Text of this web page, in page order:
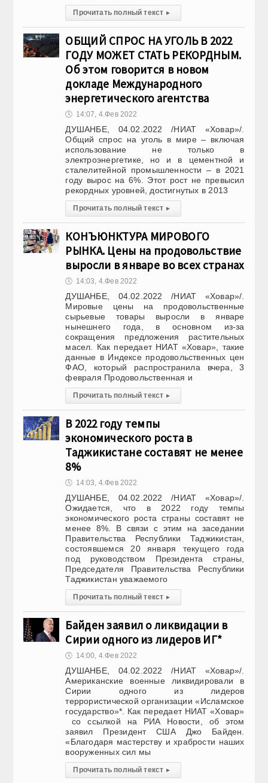
Прочитать полный текст ▸
ОБЩИЙ СПРОС НА УГОЛЬ В 2022
ГОДУ МОЖЕТ СТАТЬ РЕКОРДНЫМ.
Об этом говорится в новом
докладе Международного
энергетического агентства
🕔 14:07, 4.Фев 2022
ДУШАНБЕ, 04.02.2022 /НИАТ «Ховар»/.
Общий спрос на уголь в мире – включая
использование не только в
электроэнергетике, но и в цементной и
сталелитейной промышленности – в 2021
году вырос на 6%. Этот рост не превысил
рекордных уровней, достигнутых в 2013
Прочитать полный текст ▸
КОНЪЮНКТУРА МИРОВОГО
РЫНКА. Цены на продовольствие
выросли в январе во всех странах
🕔 14:03, 4.Фев 2022
ДУШАНБЕ, 04.02.2022 /НИАТ «Ховар»/.
Мировые цены на продовольственные
сырьевые товары выросли в январе
нынешнего года, в основном из-за
сокращения предложения растительных
масел. Как передает НИАТ «Ховар», такие
данные в Индексе продовольственных цен
ФАО, который распространила вчера, 3
февраля Продовольственная и
Прочитать полный текст ▸
В 2022 году темпы
экономического роста в
Таджикистане составят не менее
8%
🕔 14:03, 4.Фев 2022
ДУШАНБЕ, 04.02.2022 /НИАТ «Ховар»/.
Ожидается, что в 2022 году темпы
экономического роста страны составят не
менее 8%. В связи с этим на заседании
Правительства Республики Таджикистан,
состоявшемся 20 января текущего года
под руководством Президента страны,
Председателя Правительства Республики
Таджикистан уважаемого
Прочитать полный текст ▸
Байден заявил о ликвидации в
Сирии одного из лидеров ИГ*
🕔 14:00, 4.Фев 2022
ДУШАНБЕ, 04.02.2022 /НИАТ «Ховар»/.
Американские военные ликвидировали в
Сирии одного из лидеров
террористической организации «Исламское
государство»*. Как передает НИАТ «Ховар»
со ссылкой на РИА Новости, об этом
заявил Президент США Джо Байден.
«Благодаря мастерству и храбрости наших
вооруженных сил мы
Прочитать полный текст ▸